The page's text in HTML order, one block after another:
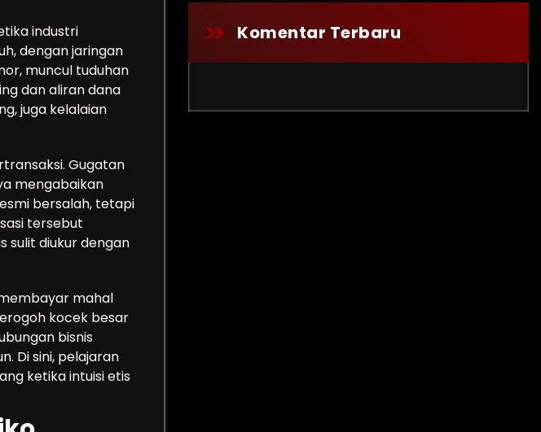
industri
dengan jaringan
muncul tuduhan
dan aliran dana
juga kelalaian
Gugatan
mengabaikan
bersalah, tetapi
tersebut
sulit diukur dengan
mahal
kocek besar
bisnis
Di sini, pelajaran
ketika intuisi etis
Komentar Terbaru